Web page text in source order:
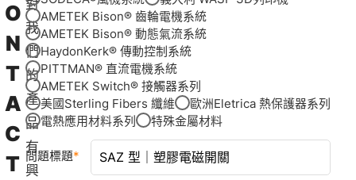
O
N
T
A
C
T
對
我
們
的
產
品
有
興
AMETEK Bison® 齒輪電機系統
AMETEK Bison® 動態氣流系統
HaydonKerk® 傳動控制系統
PITTMAN® 直流電機系統
AMETEK Switch® 接觸器系列
美國Sterling Fibers 纖維
歐洲Eletrica 熱保護器系列
電熱應用材料系列
特殊金屬材料
問題標題